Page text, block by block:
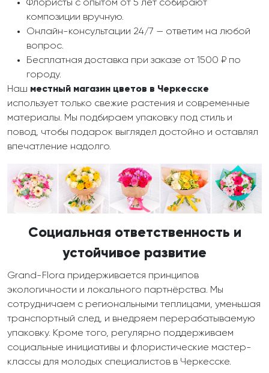
Флористы с опытом от 5 лет собирают
композиции вручную.
Онлайн-консультации 24/7 — ответим на любой
вопрос.
Бесплатная доставка при заказе от 1500 ₽ по
городу.
Наш местный магазин цветов в Черкесске
использует только свежие растения и современные
материалы. Мы подбираем упаковку под стиль и
повод, чтобы подарок выглядел достойно и оставлял
впечатление надолго.
Социальная ответственность и
устойчивое развитие
Grand-Flora придерживается принципов
экологичности и локального партнёрства. Мы
сотрудничаем с региональными теплицами, уменьшая
транспортный след, и внедряем перерабатываемую
упаковку. Кроме того, регулярно поддерживаем
социальные инициативы и флористические мастер-
классы для молодых специалистов в Черкесске.